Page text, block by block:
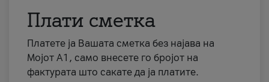
Плати сметка
Платете ја Вашата сметка без најава на
Мојот А1, само внесете го бројот на
фактурата што сакате да ја платите.